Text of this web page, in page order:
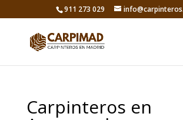
911 273 029
Carpinteros en